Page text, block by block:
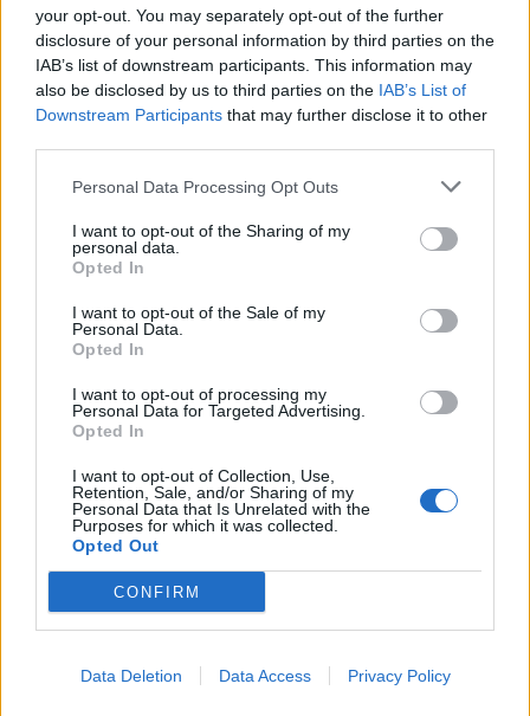
your opt-out. You may separately opt-out of the further
disclosure of your personal information by third parties on the
IAB’s list of downstream participants. This information may
also be disclosed by us to third parties on the IAB’s List of
Downstream Participants that may further disclose it to other
Personal Data Processing Opt Outs
I want to opt-out of the Sharing of my
personal data.
Opted In
I want to opt-out of the Sale of my
Personal Data.
Opted In
I want to opt-out of processing my
Personal Data for Targeted Advertising.
Opted In
I want to opt-out of Collection, Use,
Retention, Sale, and/or Sharing of my
Personal Data that Is Unrelated with the
Purposes for which it was collected.
Opted Out
CONFIRM
Data Deletion Data Access Privacy Policy
mundo devem estar a morrer de vontade de ir a toda a
velocidade a Magarigawa. Mas para ter este privilégio, é
preciso ter finanças sólidas, pois a taxa de inscrição é de
200.000 euros, sem contar com as taxas anuais. Já para
não falar que não vale a pena ir lá num Volkswagen Golf
GTI ou num Mercedes A45 AMG… Ferraris, Porsches ou
Leia também:Porsche “mata” 718 Cayman e Boxster na
circuito